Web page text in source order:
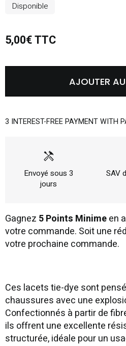
Disponible
5,00€ TTC
AJOUTER
3 INTEREST-FREE PAYMENT WITH
handyman
Envoyé sous 3
jours
SAV
Gagnez 5 Points Minimeen
votre commande. Soit une
votre prochaine commande.
Ces lacets tie-dye sont
chaussures avec une
Confectionnés à partir de
ils offrent une excellente
structurée, idéale pour un